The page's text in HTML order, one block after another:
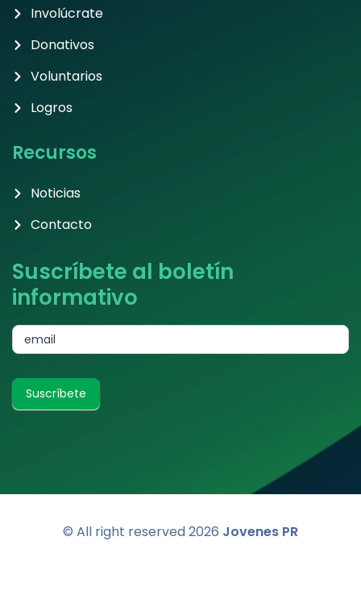
Involúcrate
Donativos
Voluntarios
Logros
Recursos
Noticias
Contacto
Suscríbete al boletín
informativo
subscribe
email
Suscríbete
© All right reserved2026 Jovenes PR